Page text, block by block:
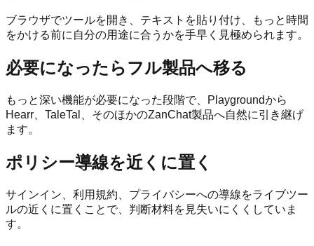
ブラウザでツールを開き、テキストを貼り付け、もっと時間
をかける前に自分の用途に合うかを手早く見極められます。
必要になったらフル製品へ移る
もっと深い機能が必要になった段階で、Playgroundから
Hearr、TaleTal、そのほかのZanChat製品へ自然に引き継げ
ます。
ポリシー導線を近くに置く
サインイン、利用規約、プライバシーへの導線をライブツー
ルの近くに置くことで、判断材料を見失いにくくしていま
す。